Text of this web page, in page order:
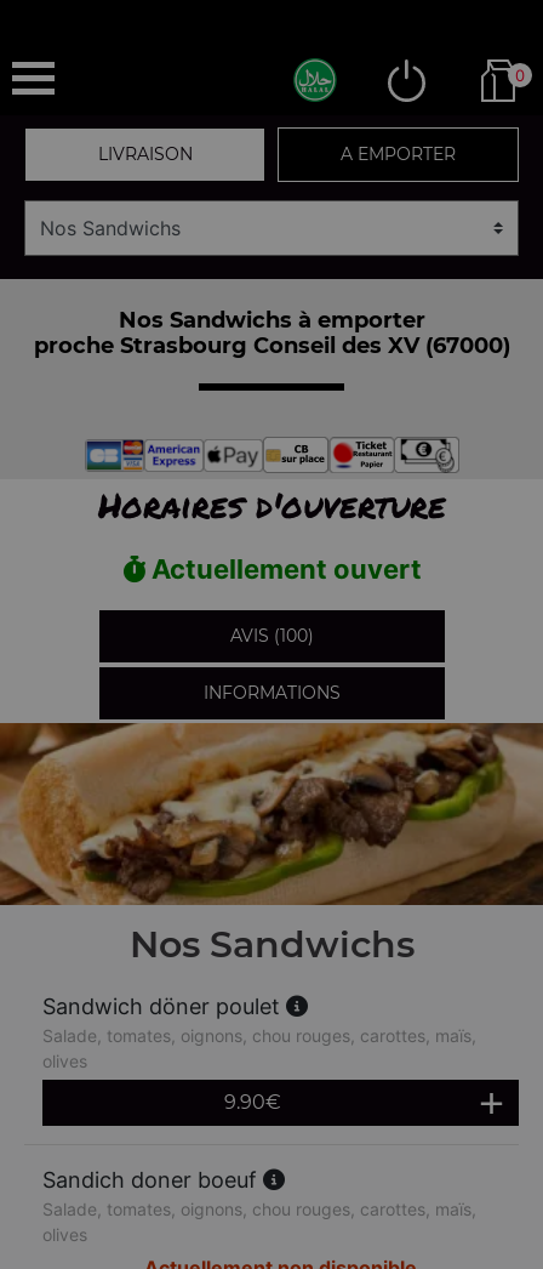
0
LIVRAISON A EMPORTER
Nos Sandwichs à emporter
proche Strasbourg Conseil des XV (67000)
Horaires d'ouverture
Actuellement ouvert
AVIS (100)
INFORMATIONS
Nos Sandwichs
Sandwich döner poulet
Salade, tomates, oignons, chou rouges, carottes, maïs,
olives
9.90€
Sandich doner boeuf
Salade, tomates, oignons, chou rouges, carottes, maïs,
olives